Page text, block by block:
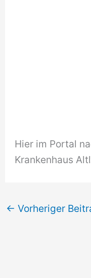
Hier im Portal
Krankenhaus
← Vorheriger